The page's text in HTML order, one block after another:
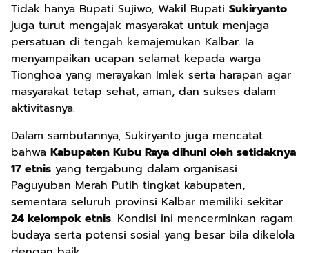
Tidak hanya Bupati Sujiwo, Wakil Bupati Sukiryanto
juga turut mengajak masyarakat untuk menjaga
persatuan di tengah kemajemukan Kalbar. Ia
menyampaikan ucapan selamat kepada warga
Tionghoa yang merayakan Imlek serta harapan agar
masyarakat tetap sehat, aman, dan sukses dalam
aktivitasnya.
Dalam sambutannya, Sukiryanto juga mencatat
bahwa Kabupaten Kubu Raya dihuni oleh setidaknya
17 etnis yang tergabung dalam organisasi
Paguyuban Merah Putih tingkat kabupaten,
sementara seluruh provinsi Kalbar memiliki sekitar
24 kelompok etnis. Kondisi ini mencerminkan ragam
budaya serta potensi sosial yang besar bila dikelola